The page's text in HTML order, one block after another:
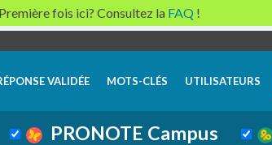
VALIDÉE MOTS-CLÉS UTILISATEURS
PRONOTE Campus
Première fois ici? Consultez la FAQ !